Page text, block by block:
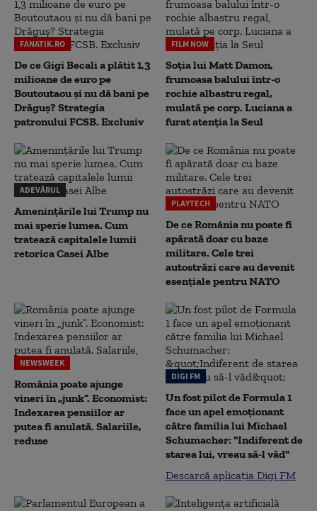
FANATIK.RO
De ce Gigi Becali a plătit 1,3
milioane de euro pe
Boutoutaou și nu dă bani pe
Drăguș? Strategia
patronului FCSB. Exclusiv
FILM NOW
Soția lui Matt Damon,
frumoasa balului într-o
rochie albastru regal,
mulată pe corp. Luciana a
furat atenția la Seul
ADEVĂRUL
Amenințările lui Trump nu
mai sperie lumea. Cum
tratează capitalele lumii
retorica Casei Albe
PLAYTECH
De ce România nu poate fi
apărată doar cu baze
militare. Cele trei
autostrăzi care au devenit
esențiale pentru NATO
NEWSWEEK
România poate ajunge
vineri în „junk”. Economist:
Indexarea pensiilor ar
putea fi anulată. Salariile,
reduse
DIGI FM
Un fost pilot de Formula 1
face un apel emoționant
către familia lui Michael
Schumacher: "Indiferent de
starea lui, vreau să-l văd"
Descarcă aplicația Digi FM